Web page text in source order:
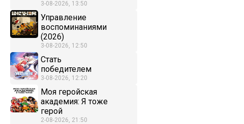
3-08-2026, 13:50
Управление
воспоминаниями
(2026)
3-08-2026, 12:50
Стать
победителем
3-08-2026, 12:20
Моя геройская
академия: Я тоже
герой
2-08-2026, 21:50